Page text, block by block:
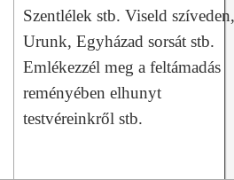
Szentlélek stb. Viseld szíveden,
Urunk, Egyházad sorsát stb.
Emlékezzél meg a feltámadás
reményében elhunyt
testvéreinkről stb.